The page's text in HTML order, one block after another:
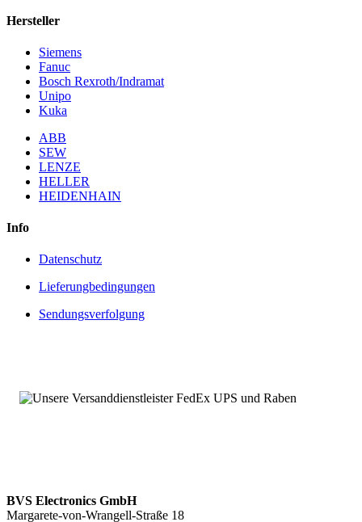
Hersteller
Siemens
Fanuc
Bosch Rexroth/Indramat
Unipo
Kuka
ABB
SEW
LENZE
HELLER
HEIDENHAIN
Info
Datenschutz
Lieferungbedingungen
Sendungsverfolgung
BVS Electronics GmbH
Margarete-von-Wrangell-Straße 18